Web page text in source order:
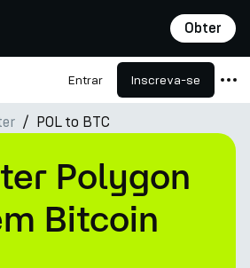
Obter
Entrar Inscreva-se
POL to BTC
Polygon
Bitcoin